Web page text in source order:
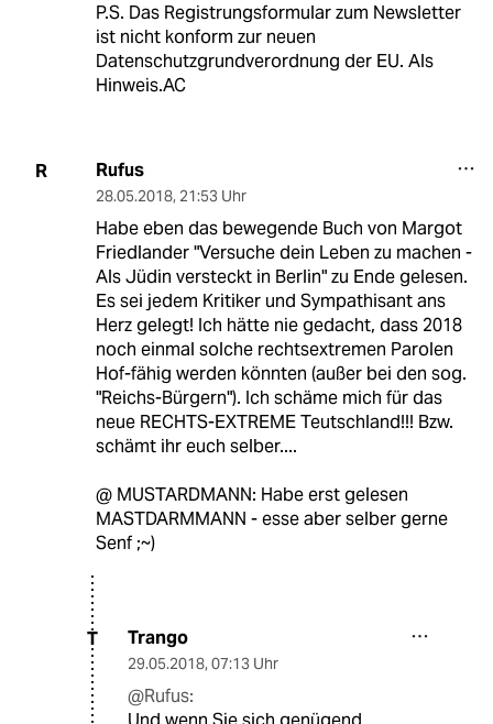
P.S. Das Registrungsformular zum Newsletter
ist nicht konform zur neuen
Datenschutzgrundverordnung der EU. Als
Hinweis.AC
R Rufus
28.05.2018, 21:53 Uhr
Habe eben das bewegende Buch von Margot
Friedlander "Versuche dein Leben zu machen -
Als Jüdin versteckt in Berlin" zu Ende gelesen.
Es sei jedem Kritiker und Sympathisant ans
Herz gelegt! Ich hätte nie gedacht, dass 2018
noch einmal solche rechtsextremen Parolen
Hof-fähig werden könnten (außer bei den sog.
"Reichs-Bürgern"). Ich schäme mich für das
neue RECHTS-EXTREME Teutschland!!! Bzw.
schämt ihr euch selber....
@ MUSTARDMANN: Habe erst gelesen
MASTDARMMANN - esse aber selber gerne
Senf ;~)
T Trango
29.05.2018, 07:13 Uhr
@Rufus: